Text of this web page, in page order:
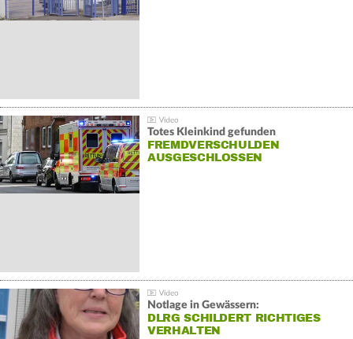
Totes Kleinkind gefunden
FREMDVERSCHULDEN
AUSGESCHLOSSEN
Notlage in Gewässern:
DLRG SCHILDERT RICHTIGES
VERHALTEN